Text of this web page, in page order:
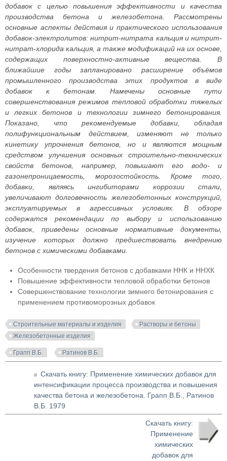
добавок с целью повышения эффективности и качества
производства бетона и железобетона. Рассмотрены
основные аспекты действия и практического использования
добавок-электролитов: нитрит-нитрата кальция и нитрит-
нитрат-хлорида кальция, а также модификаций на их основе,
содержащих поверхностно-активные вещества. В
ближайшие годы запланировано расширение объёмов
промышленного производства этих продуктов в виде
добавок к бетонам. Намечены основные пути
совершенствования режимов тепловой обработки тяжелых
и легких бетонов и технологии зимнего бетонирования.
Показано, что рекомендуемые добавки, обладая
полифункциональным действием, изменяют не только
кинетику упрочнения бетонов, но и являются мощным
средством улучшения основных строительно-технических
свойств бетонов, например, повышают его водо- и
газонепроницаемость, морозостойкость. Кроме того,
добавки, являясь ингибиторами коррозии стали,
увеличивают долговечность железобетонных конструкций,
эксплуатируемых в агрессивных условиях. В обзоре
содержатся рекомендации по выбору и использованию
добавок, приведены основные нормативные документы,
изучение которых должно предшествовать внедрению
бетонов с химическими добавками.
Особенности твердения бетонов с добавками ННК и ННХК
Повышение эффективности тепловой обработки бетонов
Совершенствование технологии зимнего бетонирования с
применением противоморозных добавок
Строительные материалы и изделия
Растворы и бетоны
Железобетонные изделия
Грапп В.Б. Ратинов В.Б.
Скачать книгу: Применение химических добавок для
интенсификации процесса производства и повышения
качества бетона и железобетона. Грапп В.Б., Ратинов
В.Б. 1979
Скачать книгу:
Применение
химических
добавок для